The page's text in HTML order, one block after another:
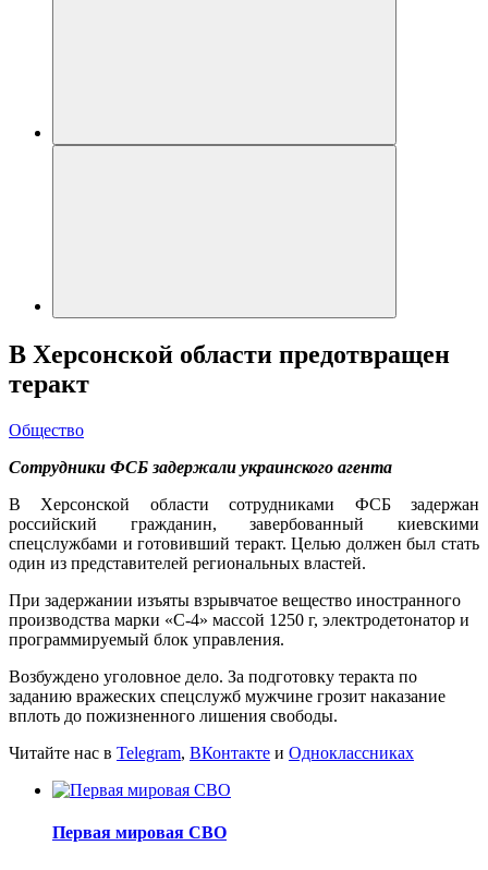
В Херсонской области предотвращен
теракт
Общество
Сотрудники ФСБ задержали украинского агента
В Херсонской области сотрудниками ФСБ задержан
российский гражданин, завербованный киевскими
спецслужбами и готовивший теракт. Целью должен был стать
один из представителей региональных властей.
При задержании изъяты взрывчатое вещество иностранного
производства марки «С-4» массой 1250 г, электродетонатор и
программируемый блок управления.
Возбуждено уголовное дело. За подготовку теракта по
заданию вражеских спецслужб мужчине грозит наказание
вплоть до пожизненного лишения свободы.
Читайте нас в Telegram, ВКонтакте и Одноклассниках
Первая мировая СВО